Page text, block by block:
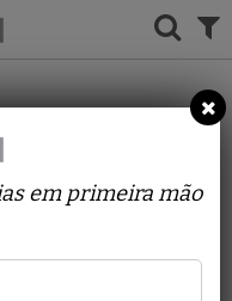
em primeira mão